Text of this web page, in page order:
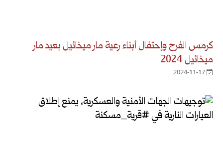
كرمس الفرح وإحتفال أبناء رعية مار ميخائيل بعيد مار
ميخائيل 2024
2024-11-17